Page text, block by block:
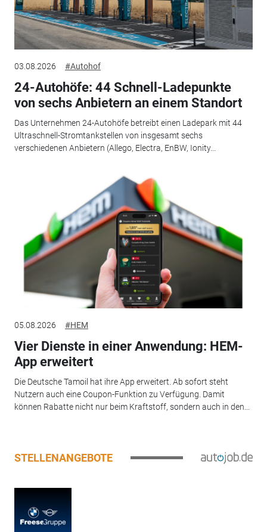
03.08.2026 #Autohof
24-Autohöfe: 44 Schnell-Ladepunkte
von sechs Anbietern an einem Standort
Das Unternehmen 24-Autohöfe betreibt einen Ladepark mit 44
Ultraschnell-Stromtankstellen von insgesamt sechs
verschiedenen Anbietern (Allego, Electra, EnBW, Ionity...
05.08.2026 #HEM
Vier Dienste in einer Anwendung: HEM-
App erweitert
Die Deutsche Tamoil hat ihre App erweitert. Ab sofort steht
Nutzern auch eine Coupon-Funktion zu Verfügung. Damit
können Rabatte nicht nur beim Kraftstoff, sondern auch in den...
STELLENANGEBOTE